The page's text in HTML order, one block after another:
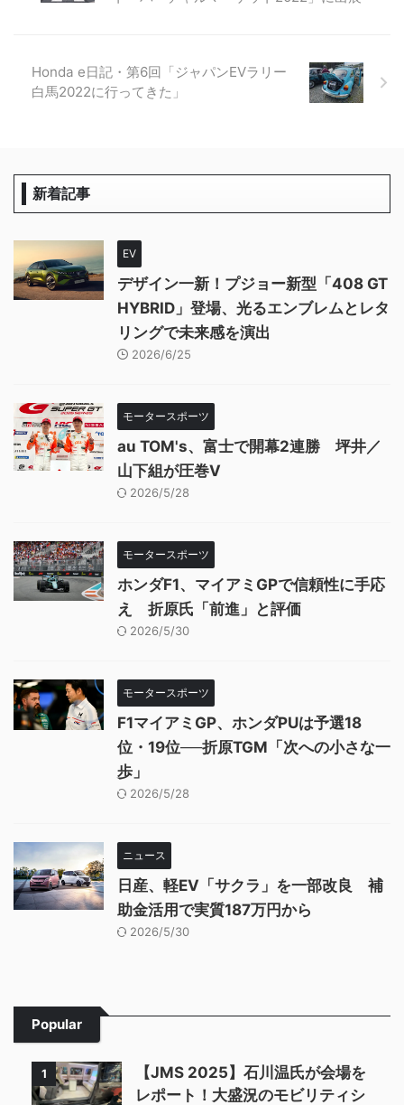
Honda e日記・第6回「ジャパンEVラリー
白馬2022に行ってきた」
新着記事
EV
デザイン一新！プジョー新型「408 GT
HYBRID」登場、光るエンブレムとレタ
リングで未来感を演出
2026/6/25
モータースポーツ
au TOM's、富士で開幕2連勝 坪井／
山下組が圧巻V
2026/5/28
モータースポーツ
ホンダF1、マイアミGPで信頼性に手応
え 折原氏「前進」と評価
2026/5/30
モータースポーツ
F1マイアミGP、ホンダPUは予選18
位・19位──折原TGM「次への小さな一
歩」
2026/5/28
ニュース
日産、軽EV「サクラ」を一部改良 補
助金活用で実質187万円から
2026/5/30
Popular
1
【JMS 2025】石川温氏が会場を
レポート！大盛況のモビリティシ